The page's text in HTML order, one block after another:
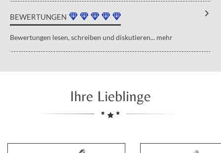
BEWERTUNGEN
Bewertungen lesen, schreiben und diskutieren... mehr
Ihre Lieblinge